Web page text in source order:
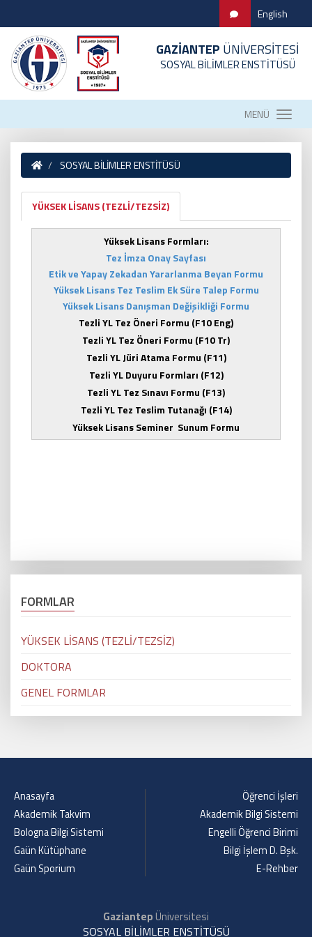
English
GAZİANTEP ÜNİVERSİTESİ
SOSYAL BİLİMLER ENSTİTÜSÜ
MENÜ
SOSYAL BİLİMLER ENSTİTÜSÜ
YÜKSEK LİSANS (TEZLİ/TEZSİZ)
Yüksek Lisans Formları:
Tez İmza Onay Sayfası
Etik ve Yapay Zekadan Yararlanma Beyan Formu
Yüksek Lisans Tez Teslim Ek Süre Talep Formu
Yüksek Lisans Danışman Değişikliği Formu
Tezli YL Tez Öneri Formu (F10 Eng)
Tezli YL Tez Öneri Formu (F10 Tr)
Tezli YL Jüri Atama Formu (F11)
Tezli YL Duyuru Formları (F12)
Tezli YL Tez Sınavı Formu (F13)
Tezli YL Tez Teslim Tutanağı (F14)
Yüksek Lisans Seminer Sunum Formu
FORMLAR
YÜKSEK LİSANS (TEZLİ/TEZSİZ)
DOKTORA
GENEL FORMLAR
Anasayfa
Akademik Takvim
Bologna Bilgi Sistemi
Gaün Kütüphane
Gaün Sporium
Öğrenci İşleri
Akademik Bilgi Sistemi
Engelli Öğrenci Birimi
Bilgi İşlem D. Bşk.
E-Rehber
GaziantepÜniversitesi
SOSYAL BİLİMLER ENSTİTÜSÜ